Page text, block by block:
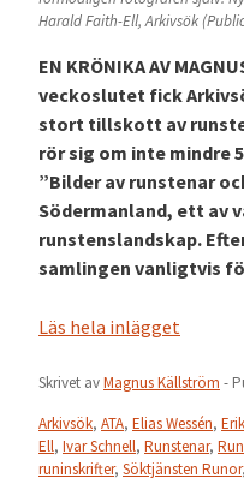
Harald Faith-Ell, Arkivsök
EN KRÖNIKA AV
veckoslutet fick
stort tillskott av
rör sig om inte mindre
”Bilder av runstenar
Södermanland, ett av
runstenslandskap.
samlingen vanligtvis
Läs hela inlägget
Skrivet avMagnus Källström -
Arkivsök, ATA, Elias Wessén,
Ell, Ivar Schnell, Runstenar,
runinskrifter, Söktjänsten Runor,